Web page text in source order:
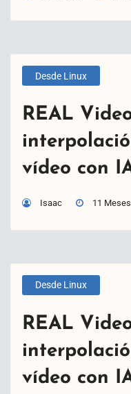
Desde Linux
REAL
vídeo con
Isaac 11
Desde Linux
REAL
vídeo con